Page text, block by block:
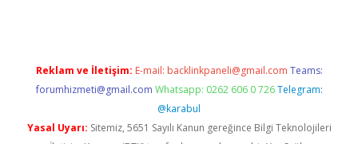
Reklam ve İletişim: E-mail: backlinkpaneli@gmail.com Teams:
forumhizmeti@gmail.com Whatsapp: 0262 606 0 726 Telegram:
@karabul
Yasal Uyarı: Sitemiz, 5651 Sayılı Kanun gereğince Bilgi Teknolojileri